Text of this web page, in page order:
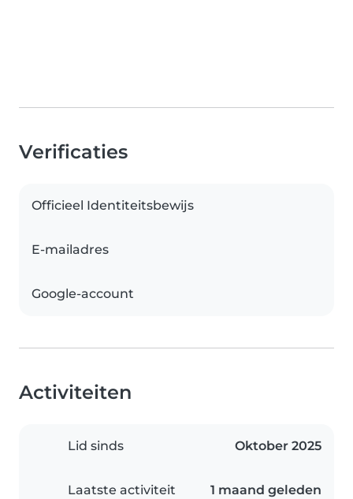
Verificaties
Officieel Identiteitsbewijs
E-mailadres
Google-account
Activiteiten
Lid sinds Oktober 2025
Laatste activiteit 1 maand geleden